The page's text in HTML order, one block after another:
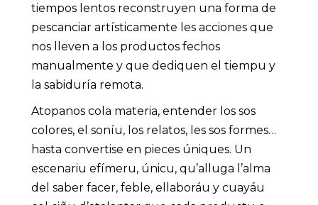
tiempos lentos reconstruyen una forma de
pescanciar artísticamente les acciones que
nos lleven a los productos fechos
manualmente y que dediquen el tiempu y
la sabiduría remota.
Atopanos cola materia, entender los sos
colores, el soníu, los relatos, les sos formes…
hasta convertise en pieces úniques. Un
escenariu efímeru, únicu, qu’alluga l’alma
del saber facer, feble, ellaboráu y cuayáu